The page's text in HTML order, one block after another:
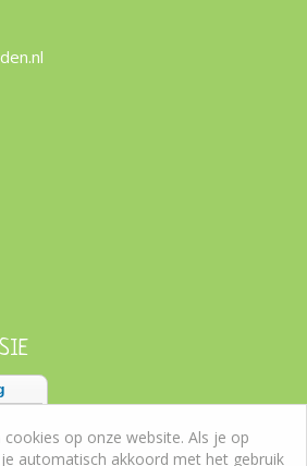
op onze website. Als je op
automatisch akkoord met het gebruik